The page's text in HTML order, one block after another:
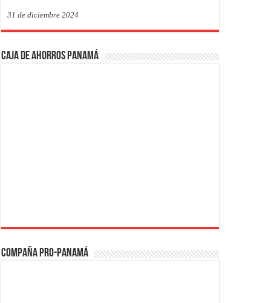
31 de diciembre 2024
Caja de Ahorros Panamá
Compaña PRO-Panamá